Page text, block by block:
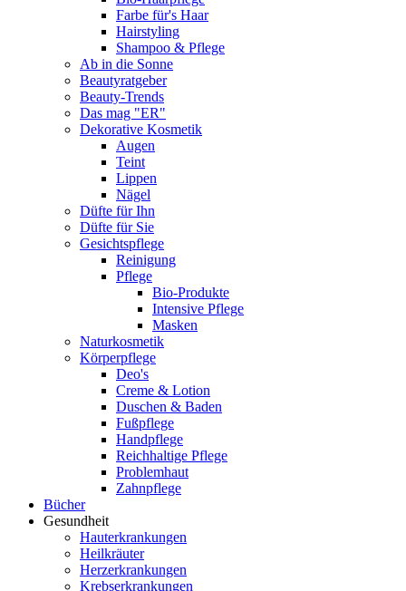
Farbe für's Haar
Hairstyling
Shampoo & Pflege
Ab in die Sonne
Beautyratgeber
Beauty-Trends
Das mag "ER"
Dekorative Kosmetik
Augen
Teint
Lippen
Nägel
Düfte für Ihn
Düfte für Sie
Gesichtspflege
Reinigung
Pflege
Bio-Produkte
Intensive Pflege
Masken
Naturkosmetik
Körperpflege
Deo's
Creme & Lotion
Duschen & Baden
Fußpflege
Handpflege
Reichhaltige Pflege
Problemhaut
Zahnpflege
Bücher
Gesundheit
Hauterkrankungen
Heilkräuter
Herzerkrankungen
Krebserkrankungen